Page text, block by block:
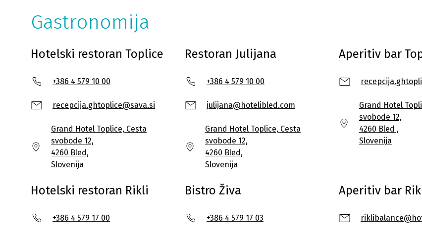
Gastronomija
Hotelski restoran Toplice
+386 4 579 10 00
recepcija.ghtoplice@sava.si
Grand Hotel Toplice, Cesta
svobode 12,
4260 Bled,
Slovenija
Restoran Julijana
+386 4 579 10 00
julijana@hotelibled.com
Grand Hotel Toplice, Cesta
svobode 12,
4260 Bled,
Slovenija
Aperitiv bar
Grand Hotel
svobode 12,
4260 Bled ,
Slovenija
Hotelski restoran Rikli
+386 4 579 17 00
Bistro Živa
+386 4 579 17 03
Aperitiv bar